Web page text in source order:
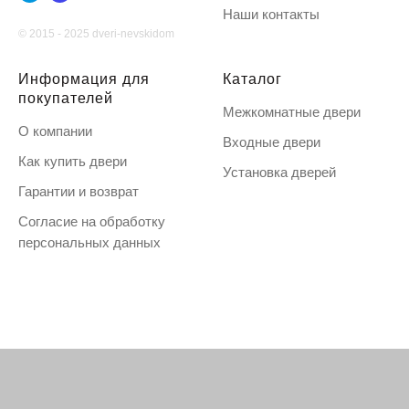
© 2015 - 2025 dveri-nevskidom
Наши контакты
Информация для
покупателей
О компании
Как купить двери
Гарантии и возврат
Согласие на обработку
персональных данных
Каталог
Межкомнатные двери
Входные двери
Установка дверей